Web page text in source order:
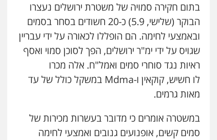
בתום חקירה סמויה של משטרת ירושלים נעצרו
הבוקר (שלישי, 5.9) כ-20 חשודים בסחר בסמים
ובאמצעי לחימה. הם הופללו לכאורה על ידי עבריין
שגויס על ידי ימ"ר ירושלים, הפך לסוכן סמוי ואסף
ראיות נגד סוחרי סמים ואמל"ח. אלה מכרו
לו
חשיש, קוקאין ו-Mdma במשקל כולל של עד
מאות גרמים.
במשטרה אומרים כי מדובר בעשרות מכירות של
סמים קשים, אופנועים גנובים ואמצעי לחימה